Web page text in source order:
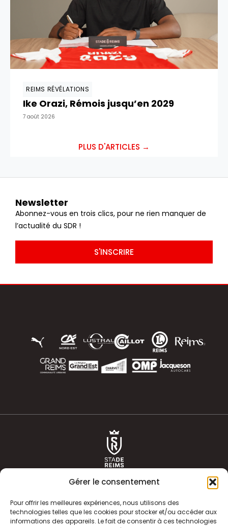
Gérer le consentement
Pour offrir les meilleures expériences, nous utilisons des
technologies telles que les cookies pour stocker et/ou accéder aux
informations des appareils. Le fait de consentir à ces technologies
REIMS RÉVÉLATIONS
Ike Orazi, Rémois jusqu’en 2029
7 août 2026
PLUS D'ARTICLES →
Newsletter
Abonnez-vous en trois clics, pour ne rien manquer de
l’actualité du SDR !
S'INSCRIRE
ACTUALITÉS HISTOIRE